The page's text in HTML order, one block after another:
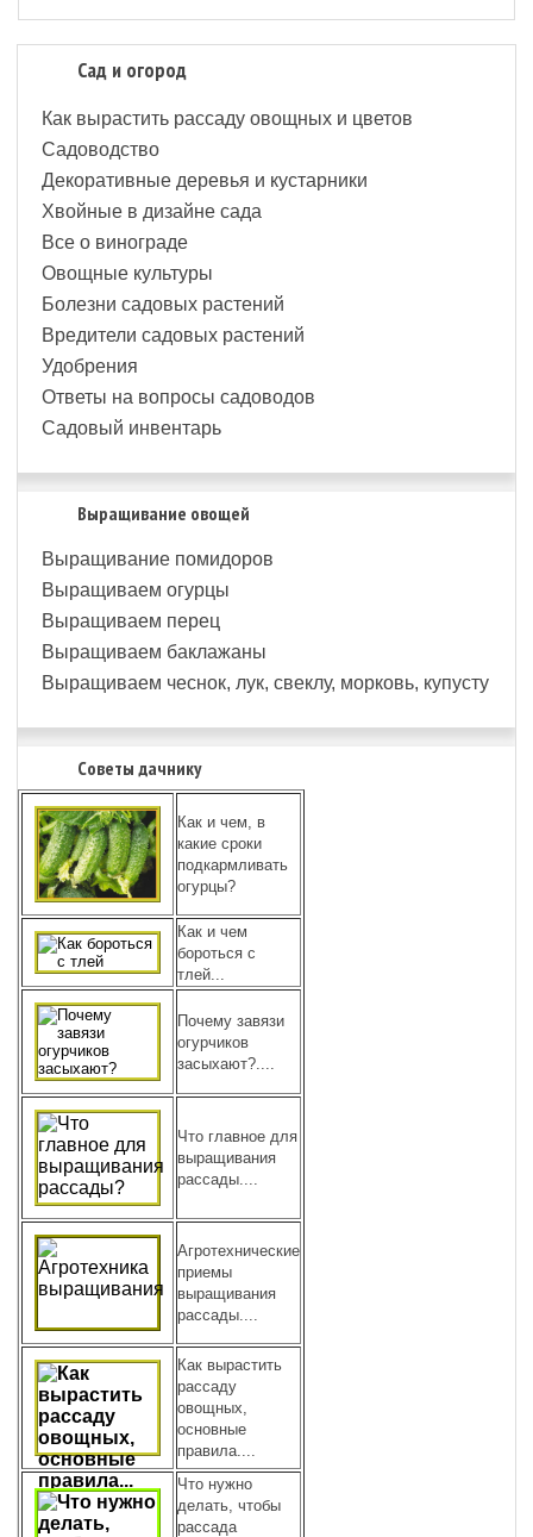
Сад и огород
Как вырастить рассаду овощных и цветов
Садоводство
Декоративные деревья и кустарники
Хвойные в дизайне сада
Все о винограде
Овощные культуры
Болезни садовых растений
Вредители садовых растений
Удобрения
Ответы на вопросы садоводов
Садовый инвентарь
Выращивание овощей
Выращивание помидоров
Выращиваем огурцы
Выращиваем перец
Выращиваем баклажаны
Выращиваем чеснок, лук, свеклу, морковь, купусту
Советы дачнику
Как и чем, в
какие сроки
подкармливать
огурцы?
Как и чем
бороться с
тлей...
Почему завязи
огурчиков
засыхают?....
Что главное для
выращивания
рассады....
Агротехнические
приемы
выращивания
рассады....
Как вырастить
рассаду
овощных,
основные
правила....
Что нужно
делать, чтобы
рассада